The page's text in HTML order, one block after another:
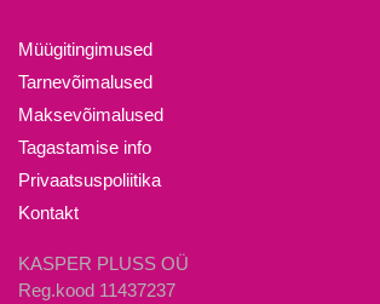
saab
teha
Müügitingimused
Tarnevõimalused
Maksevõimalused
Tagastamise info
Privaatsuspoliitika
Kontakt
KASPER PLUSS OÜ
Reg.kood 11437237